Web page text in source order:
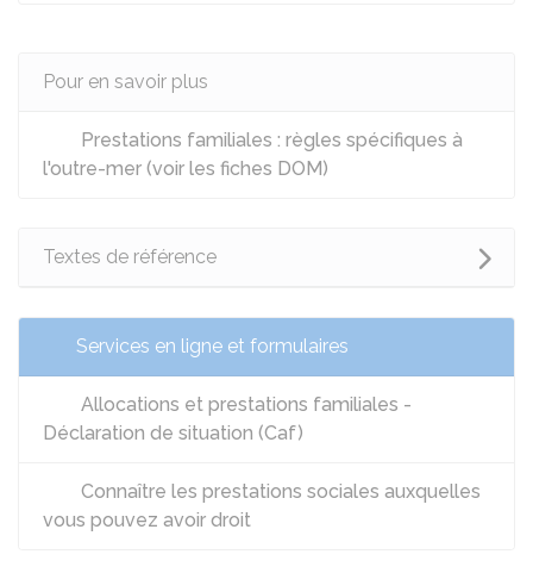
Pour en savoir plus
Prestations familiales : règles spécifiques à
l'outre-mer (voir les fiches DOM)
Textes de référence
Services en ligne et formulaires
Allocations et prestations familiales -
Déclaration de situation (Caf)
Connaître les prestations sociales auxquelles
vous pouvez avoir droit